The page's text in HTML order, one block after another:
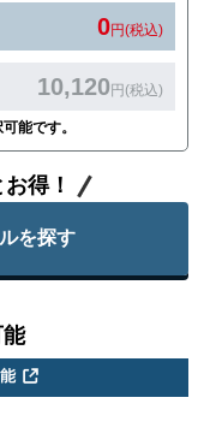
0円(税込)
10,120円(税込)
能です。
得！
を探す